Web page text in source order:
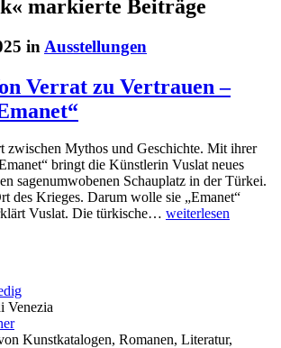
markierte Beiträge
in Ausstellungen
Verrat zu Vertrauen –
zwischen Mythos und Geschichte. Mit ihrer
bringt die Künstlerin Vuslat neues
sagenumwobenen Schauplatz in der Türkei.
des Krieges. Darum wolle sie „Emanet“
Vuslat. Die türkische… weiterlesen
Venezia
Kunstkatalogen, Romanen, Literatur,